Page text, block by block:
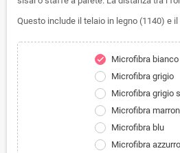
Questo include il telaio in legno (1140) e
check
Microfibra
Microfibra grigio
Microfibra grigio
Microfibra
Microfibra blu
Microfibra azzurro